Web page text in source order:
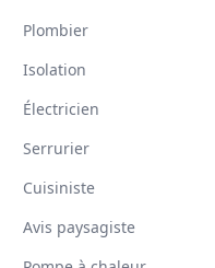
Plombier
Isolation
Électricien
Serrurier
Cuisiniste
Avis paysagiste